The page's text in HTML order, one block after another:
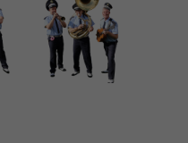
und sind für die einwandfreie